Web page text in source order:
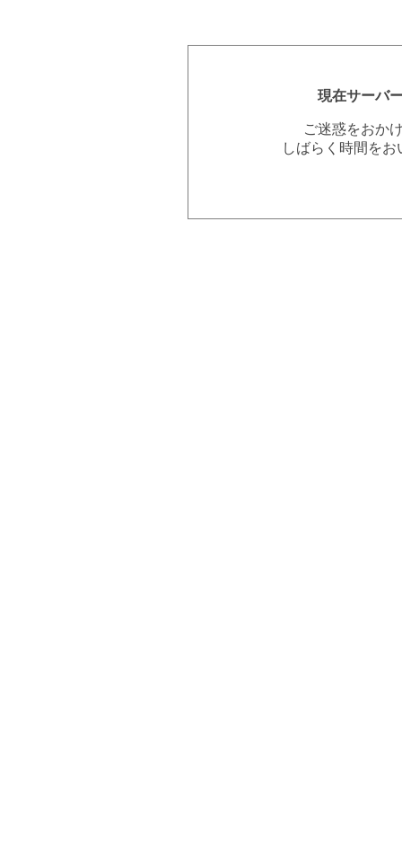
現在サーバ
ご迷惑をおか
しばらく時間を